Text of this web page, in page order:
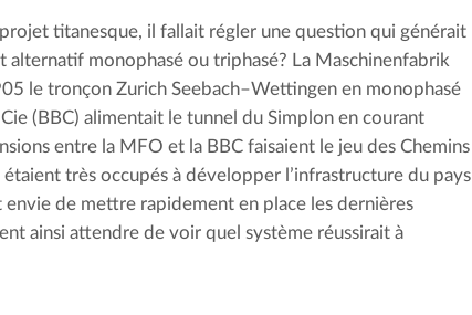
titanesque, il fallait régler une question qui générait
alternatif monophasé ou triphasé? La Maschinenfabrik
le tronçon Zurich Seebach–Wettingen en monophasé
(BBC) alimentait le tunnel du Simplon en courant
entre la MFO et la BBC faisaient le jeu des Chemins
très occupés à développer l’infrastructure du pays
envie de mettre rapidement en place les dernières
ainsi attendre de voir quel système réussirait à